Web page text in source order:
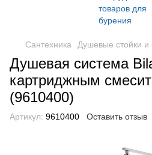
Сантехника Душевые стойки и
Душевая система
картриджным
(9610400)
Артикул: 9610400 Оставить отзыв